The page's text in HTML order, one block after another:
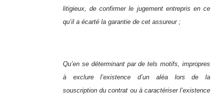
litigieux, de confirmer le jugement entrepris en ce
qu’il a écarté la garantie de cet assureur ;
Qu’en se déterminant par de tels motifs, impropres
à exclure l’existence d’un aléa lors de la
souscription du contrat ou à caractériser l’existence